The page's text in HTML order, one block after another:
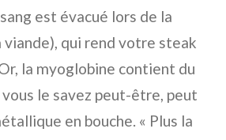
est évacué lors de la
viande), qui rend votre steak
la myoglobine contient du
le savez peut-être, peut
en bouche. « Plus la